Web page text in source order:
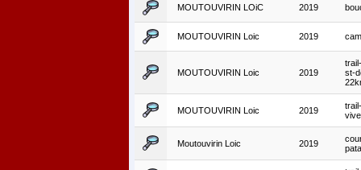
MOUTOUVIRIN LOiC 2019
MOUTOUVIRIN Loic 2019
MOUTOUVIRIN Loic 2019
st-
MOUTOUVIRIN Loic 2019
Moutouvirin Loic 2019